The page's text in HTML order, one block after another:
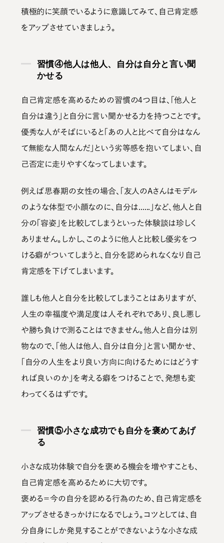
積極的に笑顔でいるように意識してみて、自己肯定感
をアップさせていきましょう。
習慣④他人は他人、自分は自分と言い聞
かせる
自己肯定感を高めるための習慣の4つ目は、
「他人と
自分は違う」と自分に言い聞かせる力を持つ ことです。
優秀な人がそばにいると「あの人と比べて自分はなん
て無能な人間なんだ」という劣等感を抱いてしまい、自
己否定に走りやすくなってしまいます。
例えば思春期の女性の場合、「友人のAさんはモデル
のような体型で小顔なのに、自分は......」など、他人と自
分の「容姿」を比較してしまうといった体験談は珍しく
ありません。しかし、このように他人と比較し優劣をつ
ける癖がついてしまうと、自分を認められなくなり自己
肯定感を下げてしまいます。
誰しも他人と自分を比較してしまうことはありますが、
人生の幸福度や満足度は人それぞれであり、良し悪し
や勝ち負けで測ることはできません。他人と自分は別
物なので、「他人は他人、自分は自分」と言い聞かせ、
「自分の人生をより良い方向に向けるためにはどうす
れば良いのか」を考える癖をつけることで、発想も変
わってくるはずです。
習慣⑤小さな成功でも自分を褒めてあげ
る
小さな成功体験で自分を褒める機会を増やすことも、
自己肯定感を高めるために大切です。
褒める＝今の自分を認める行為のため、自己肯定感を
アップさせるきっかけになるでしょう。コツとしては、 自
分自身にしか発見することができないような小さな成